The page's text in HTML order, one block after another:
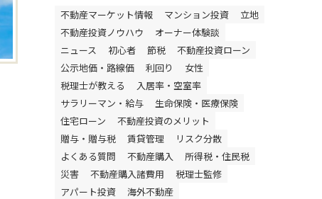
不動産マーケット情報 マンション投資
立地
不動産投資ノウハウ
オーナー体験談
ニュース
初心者 節税
不動産投資ローン
公示地価・路線価
利回り
女性
税理士が教える
入居率・空室率
サラリーマン・給与
生命保険・医療保険
住宅ローン
不動産投資のメリット
贈与・贈与税
賃貸管理
リスク分散
よくある質問
不動産購入
所得税・住民税
災害
不動産購入諸費用
税理士監修
アパート投資
海外不動産